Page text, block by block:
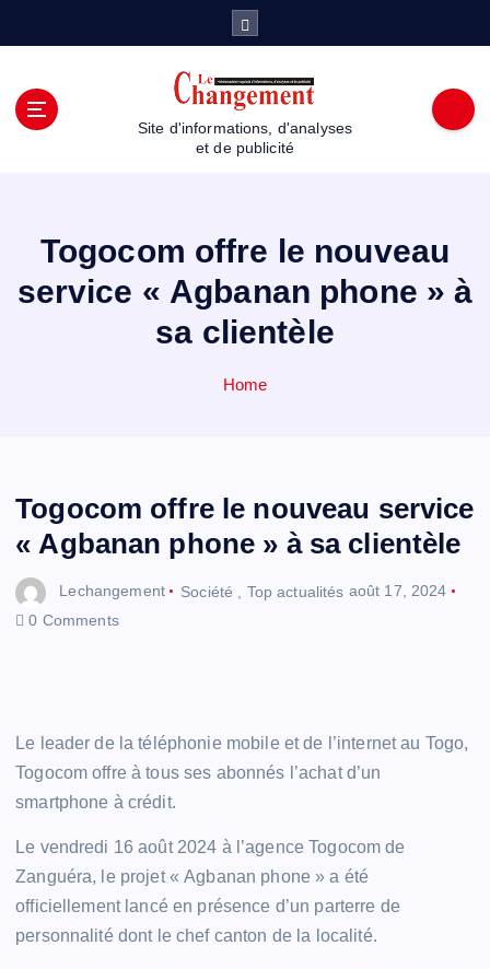
Site d'informations, d'analyses
et de publicité
Togocom offre le nouveau
service « Agbanan phone » à
sa clientèle
Home
Togocom offre le nouveau service
« Agbanan phone » à sa clientèle
Lechangement Société Top actualités août 17, 2024
0 Comments
Le leader de la téléphonie mobile et de l’internet au Togo,
Togocom offre à tous ses abonnés l’achat d’un
smartphone à crédit.
Le vendredi 16 août 2024 à l’agence Togocom de
Zanguéra, le projet « Agbanan phone » a été
officiellement lancé en présence d’un parterre de
personnalité dont le chef canton de la localité.